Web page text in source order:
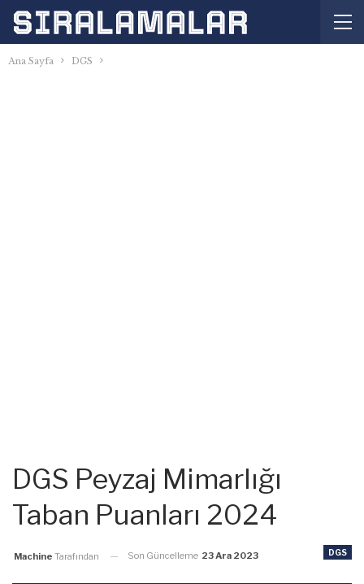
Ana Sayfa DGS
DGS Peyzaj Mimarlığı
Taban Puanları 2024
DGS
Machine Tarafından Son Güncelleme 23 Ara 2023